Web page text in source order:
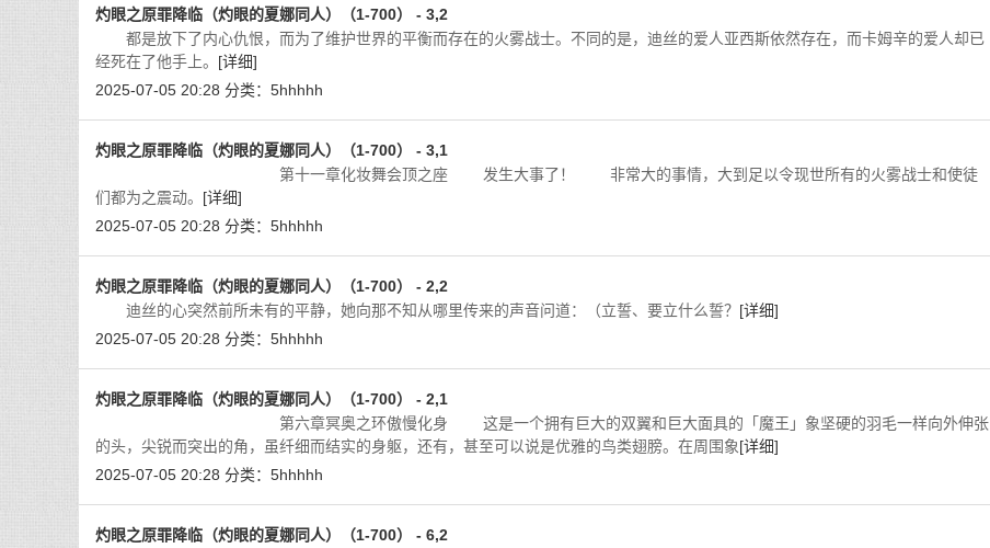
灼眼之原罪降临（灼眼的夏娜同人）（1-700） - 3,2
都是放下了内心仇恨，而为了维护世界的平衡而存在的火雾战士。不同的是，迪丝的爱人亚西斯依然存在，而卡姆辛的爱人却已
经死在了他手上。 [详细]
2025-07-05 20:28 分类： 5hhhhh
灼眼之原罪降临（灼眼的夏娜同人）（1-700） - 3,1
第十一章化妆舞会顶之座 发生大事了！ 非常大的事情，大到足以令现世所有的火雾战士和使徒
们都为之震动。 [详细]
2025-07-05 20:28 分类： 5hhhhh
灼眼之原罪降临（灼眼的夏娜同人）（1-700） - 2,2
迪丝的心突然前所未有的平静，她向那不知从哪里传来的声音问道：（立誓、要立什么誓？ [详细]
2025-07-05 20:28 分类： 5hhhhh
灼眼之原罪降临（灼眼的夏娜同人）（1-700） - 2,1
第六章冥奥之环傲慢化身 这是一个拥有巨大的双翼和巨大面具的「魔王」象坚硬的羽毛一样向外伸张
的头，尖锐而突出的角，虽纤细而结实的身躯，还有，甚至可以说是优雅的鸟类翅膀。在周围象[详细]
2025-07-05 20:28 分类： 5hhhhh
灼眼之原罪降临（灼眼的夏娜同人）（1-700） - 6,2